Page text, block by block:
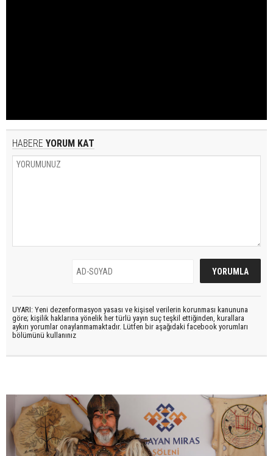
HABERE YORUM KAT
UYARI: Yeni dezenformasyon yasası ve kişisel verilerin korunması kanununa
göre; kişilik haklarına yönelik her türlü yayın suç teşkil ettiğinden, kurallara
aykırı yorumlar onaylanmamaktadır. Lütfen bir aşağıdaki facebook yorumları
bölümünü kullanınız